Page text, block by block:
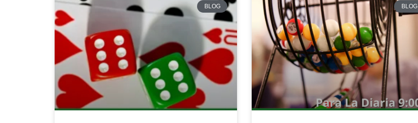
BLOG BLOG